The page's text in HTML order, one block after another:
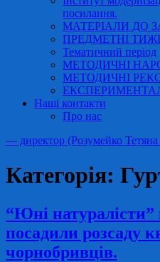
посилання.
МАТЕРІАЛИ ДО
ПРЕДМЕТНІ
Тематичний період
МЕТОДИЧНІ
МЕТОДИЧНІ
Наші контакти
Про нас
— директор (Розумейко
Категорія:
“Юні натуралісти”
посадили розсаду
чорнобривців.